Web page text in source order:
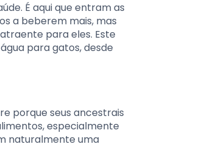
É aqui que entram as
a beberem mais, mas
para eles. Este
para gatos, desde
porque seus ancestrais
especialmente
naturalmente uma